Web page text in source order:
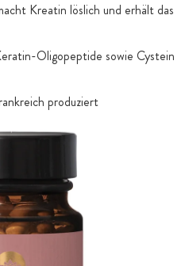
Kreatin löslich und erhält das
Oligopeptide sowie Cystein
produziert